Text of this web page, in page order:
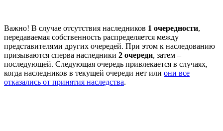
Важно! В случае отсутствия наследников 1 очередности,
передаваемая собственность распределяется между
представителями других очередей. При этом к наследованию
призываются сперва наследники 2 очереди, затем –
последующей. Следующая очередь привлекается в случаях,
когда наследников в текущей очереди нет или они все
отказались от принятия наследства.